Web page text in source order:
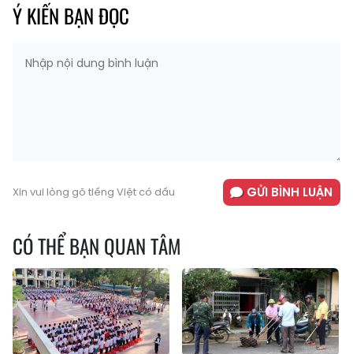
Ý KIẾN BẠN ĐỌC
Xin vui lòng gõ tiếng Việt có dấu GỬI BÌNH LUẬN
CÓ THỂ BẠN QUAN TÂM